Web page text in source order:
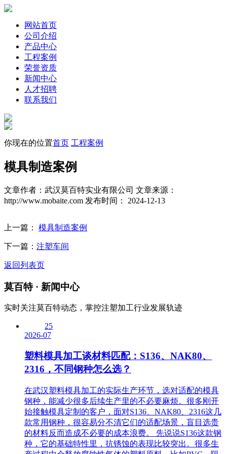
网站首页
公司介绍
产品中心
工程案例
荣誉资质
新闻中心
人才招聘
联系我们
你现在的位置首页 工程案例
模具制造案例
文章作者：武汉莫百特实业有限公司 文章来源：
http://www.mobaite.com 发布时间： 2024-12-13
上一篇： 模具制造案例
下一篇： 注塑车间
返回列表页
莫百特· 新闻中心
实时关注莫百特动态，掌控注塑加工行业发展轨迹
25
2026-07
塑料模具加工谈材料匹配：S136、NAK80、
2316，不同钢种怎么选？
在武汉塑料模具加工的实际生产环节，选对适配的模具
钢种，能减少很多后续生产里的不必要麻烦。很多刚开
始接触模具定制的客户，面对S136、NAK80、2316这几
款常用钢种，很容易分不清它们的适配场景，盲目选贵
的材料反而造成不必要的成本浪费。 先说说S136这款钢
种，它的基础特性里，抗锈蚀的表现比较突出。很多生